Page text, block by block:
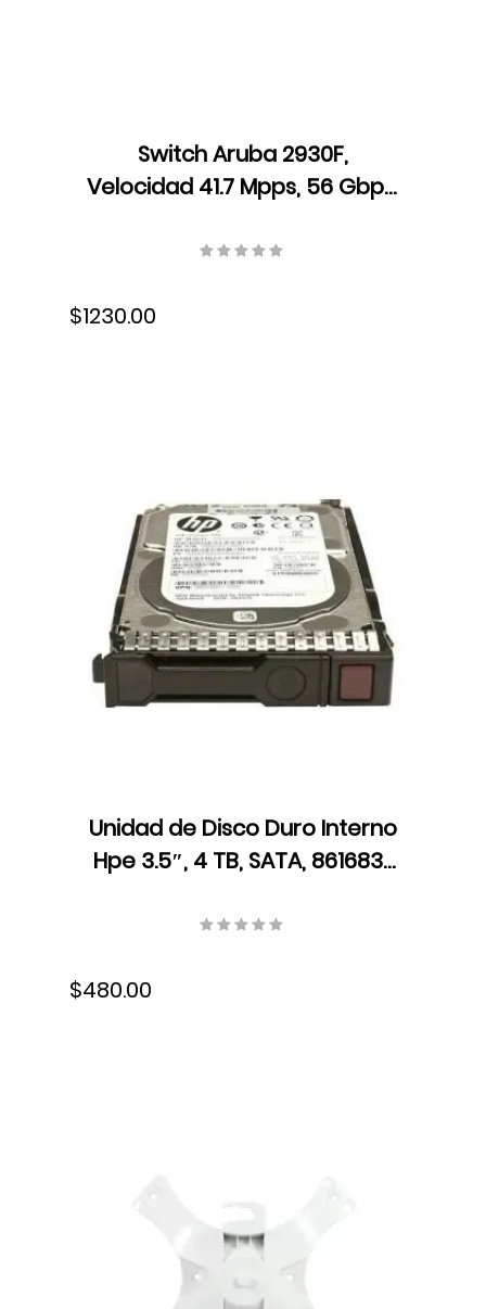
Switch Aruba 2930F,
Velocidad 41.7 Mpps, 56 Gbps,
1016 MHz, 1 GB DDR3 SDRAM,
$1230.00
Unidad de Disco Duro Interno
Hpe 3.5″, 4 TB, SATA, 861683-
$480.00